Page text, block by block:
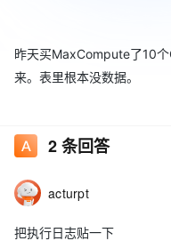
昨天买MaxCompute了10
来。表里根本没数据。
2条回答
acturpt
把执行日志贴一下